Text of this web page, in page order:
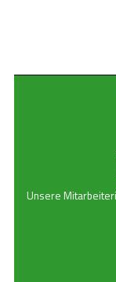
Unsere